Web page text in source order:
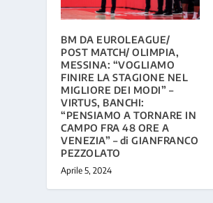
BM DA EUROLEAGUE/
POST MATCH/ OLIMPIA,
MESSINA: “VOGLIAMO
FINIRE LA STAGIONE NEL
MIGLIORE DEI MODI” –
VIRTUS, BANCHI:
“PENSIAMO A TORNARE IN
CAMPO FRA 48 ORE A
VENEZIA” – di GIANFRANCO
PEZZOLATO
Aprile 5, 2024